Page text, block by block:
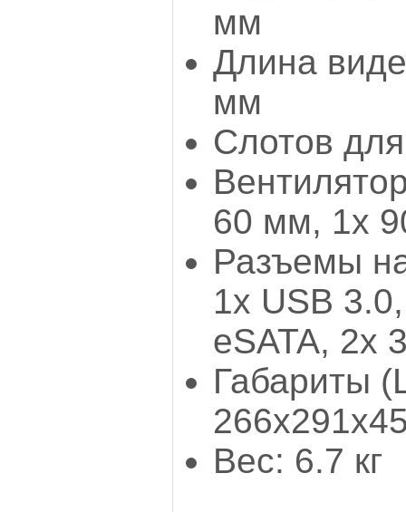
мм
Длина
мм
Слотов
60 мм, 1х
Разъемы
1x USB
eSATA, 2х
Габариты
Вес: 6.7 кг